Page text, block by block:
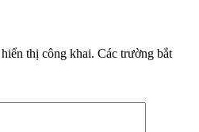
thị công khai. Các trường bắt